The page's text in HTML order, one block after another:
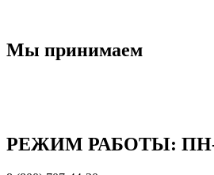
Мы принимаем
РЕЖИМ РАБОТЫ: ПН-